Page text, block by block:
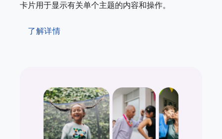
卡片用于显示有关单个主题的内容和操作。
了解详情